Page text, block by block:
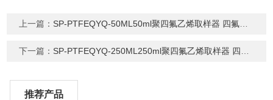
上一篇： SP-PTFEQYQ-50ML50ml聚四氟乙烯取样器 四氟针筒 PTFE注射器
下一篇： SP-PTFEQYQ-250ML250ml聚四氟乙烯取样器 四氟针筒 注射器
推荐产品